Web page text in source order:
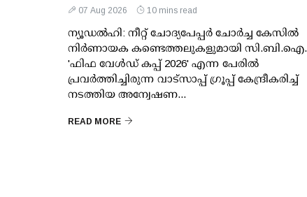
07 Aug 2026 10 mins read
ന്യൂഡല്‍ഹി: നീറ്റ് ചോദ്യപേപ്പര്‍ ചോര്‍ച്ച കേസില്‍
നിര്‍ണായക കണ്ടെത്തലുകളുമായി സി.ബി.ഐ.
'ഫിഫ വേള്‍ഡ് കപ്പ് 2026' എന്ന പേരില്‍
പ്രവര്‍ത്തിച്ചിരുന്ന വാട്സാപ്പ് ഗ്രൂപ്പ് കേന്ദ്രീകരിച്ച്
നടത്തിയ അന്വേഷണ...
READ MORE